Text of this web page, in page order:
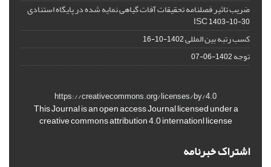
ضریب تاثیر فصلنامه تحقیقات آفات گیاهی نمایه شده در پایگاه استنادی
ISC1403-10-30
کسب رتبه بین المللی1402-10-16
توجه1402-06-07
https://creativecommons.org/licenses/by/4.0
This Journal is an open access Journal licensed under a
creative commons attribution 4.0 internationl license
اشتراک خبرنامه